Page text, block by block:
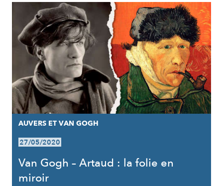
AUVERS ET VAN GOGH
27/05/2020
Van Gogh – Artaud : la folie en
miroir